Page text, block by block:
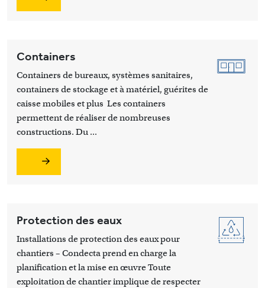
Containers
Containers de bureaux, systèmes sanitaires,
containers de stockage et à matériel, guérites de
caisse mobiles et plus Les containers
permettent de réaliser de nombreuses
constructions. Du ...
Protection des eaux
Installations de protection des eaux pour
chantiers – Condecta prend en charge la
planification et la mise en œuvre Toute
exploitation de chantier implique de respecter